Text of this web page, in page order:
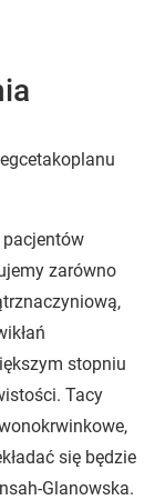
zarówno
stopniu
Tacy
się będzie
Glanowska.